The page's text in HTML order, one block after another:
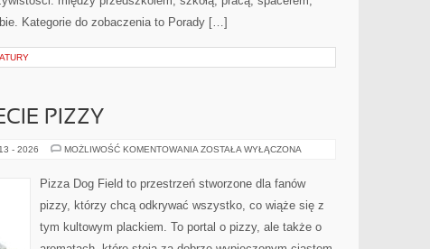
Kategorie do zobaczenia to Porady […]
PIZZY
- 2026 MOŻLIWOŚĆ KOMENTOWANIA TRENDY
PIZZY
ZOSTAŁA WYŁĄCZONA
Pizza Dog Field to przestrzeń stworzone dla fanów
pizzy, którzy chcą odkrywać wszystko, co wiąże się z
tym kultowym plackiem. To portal o pizzy, ale także o